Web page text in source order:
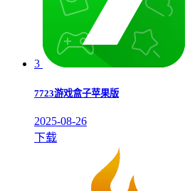
3
7723游戏盒子苹果版
2025-08-26
下载